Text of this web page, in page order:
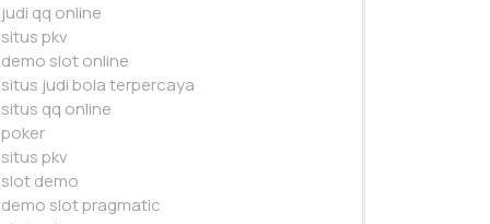
judi qq online
situs pkv
demo slot online
situs judi bola terpercaya
situs qq online
poker
situs pkv
slot demo
demo slot pragmatic